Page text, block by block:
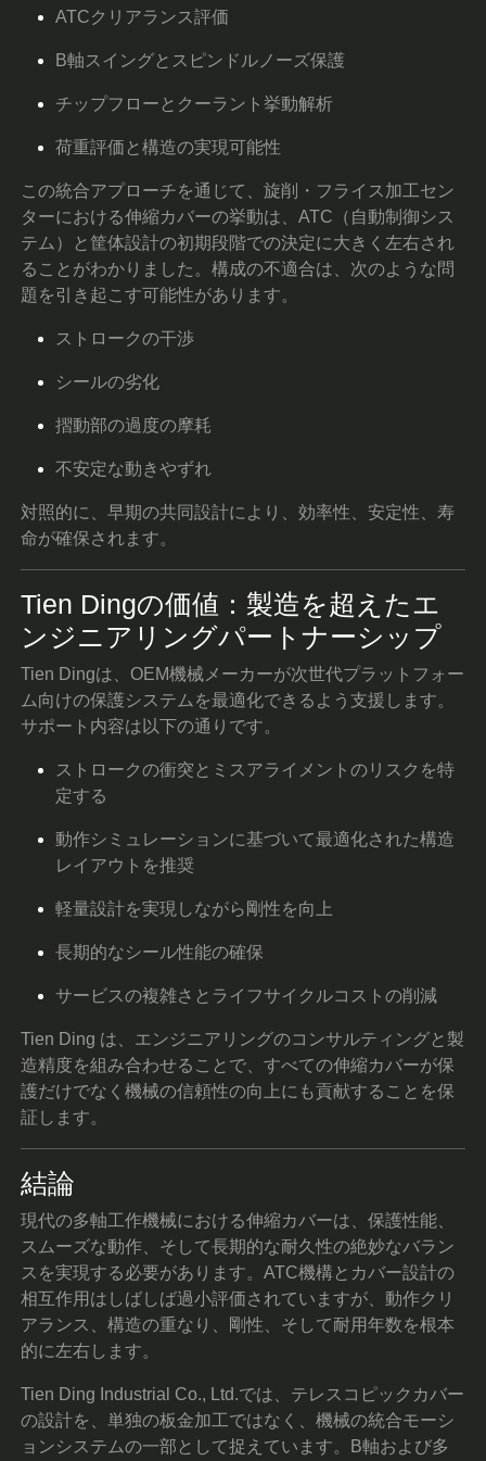
ATCクリアランス評価
B軸スイングとスピンドルノーズ保護
チップフローとクーラント挙動解析
荷重評価と構造の実現可能性
この統合アプローチを通じて、旋削・フライス加工セン
ターにおける伸縮カバーの挙動は、ATC（自動制御シス
テム）と筐体設計の初期段階での決定に大きく左右され
ることがわかりました。構成の不適合は、次のような問
題を引き起こす可能性があります。
ストロークの干渉
シールの劣化
摺動部の過度の摩耗
不安定な動きやずれ
対照的に、早期の共同設計により、効率性、安定性、寿
命が確保されます。
Tien Dingの価値：製造を超えたエ
ンジニアリングパートナーシップ
Tien Dingは、OEM機械メーカーが次世代プラットフォー
ム向けの保護システムを最適化できるよう支援します。
サポート内容は以下の通りです。
ストロークの衝突とミスアライメントのリスクを特
定する
動作シミュレーションに基づいて最適化された構造
レイアウトを推奨
軽量設計を実現しながら剛性を向上
長期的なシール性能の確保
サービスの複雑さとライフサイクルコストの削減
Tien Ding は、エンジニアリングのコンサルティングと製
造精度を組み合わせることで、すべての伸縮カバーが保
護だけでなく機械の信頼性の向上にも貢献することを保
証します。
結論
現代の多軸工作機械における伸縮カバーは、保護性能、
スムーズな動作、そして長期的な耐久性の絶妙なバラン
スを実現する必要があります。ATC機構とカバー設計の
相互作用はしばしば過小評価されていますが、動作クリ
アランス、構造の重なり、剛性、そして耐用年数を根本
的に左右します。
Tien Ding Industrial Co., Ltd.では、テレスコピックカバー
の設計を、単独の板金加工ではなく、機械の統合モーシ
ョンシステムの一部として捉えています。B軸および多